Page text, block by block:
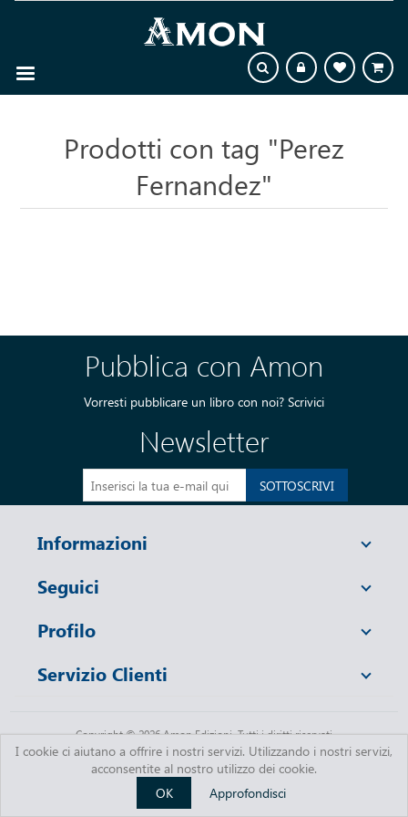
Prodotti con tag "Perez
Fernandez"
Pubblica con Amon
Vorresti pubblicare un libro con noi? Scrivici
Newsletter
SOTTOSCRIVI
Informazioni
Seguici
Profilo
Servizio Clienti
Copyright © 2026 Amon Edizioni. Tutti i diritti riservati
I cookie ci aiutano a offrire i nostri servizi. Utilizzando i nostri servizi,
acconsentite al nostro utilizzo dei cookie.
OK
Approfondisci